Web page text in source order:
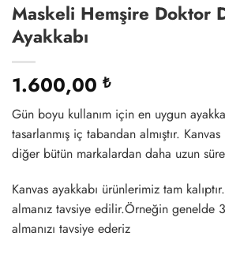
Maskeli Hemşire Doktor
Ayakkabı
1.600,00 ₺
Gün boyu kullanım için en uygun
tasarlanmış iç tabandan almıştır.
diğer bütün markalardan daha uzun
Kanvas ayakkabı ürünlerimiz tam
almanız tavsiye edilir.Örneğin genelde
almanızı tavsiye ederiz